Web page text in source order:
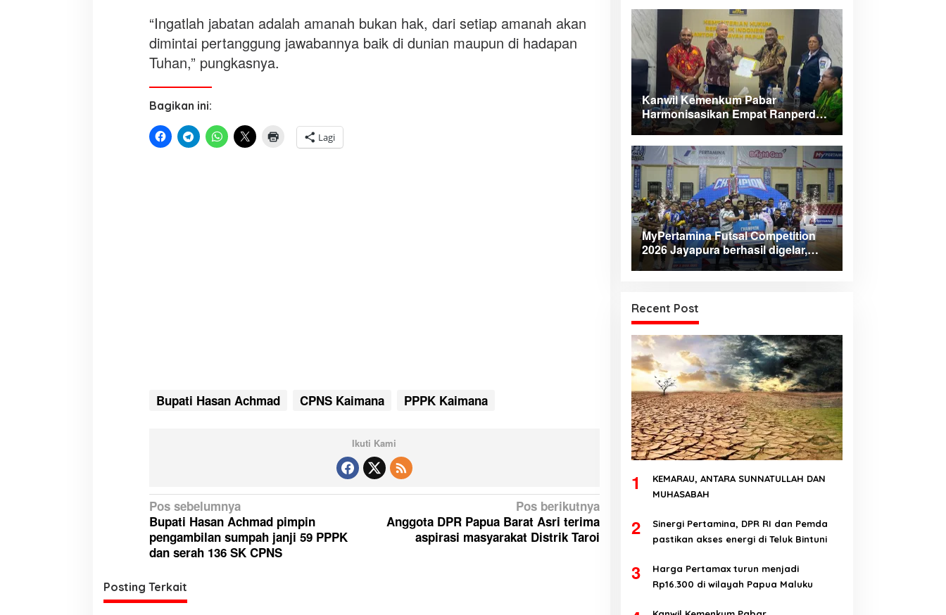
“Ingatlah jabatan adalah amanah bukan hak, dari setiap amanah akan
dimintai pertanggung jawabannya baik di dunian maupun di hadapan
Tuhan,” pungkasnya.
Bagikan ini:
Lagi
Bupati Hasan Achmad CPNS Kaimana PPPK Kaimana
Ikuti Kami
N
a
v
g
a
Pos sebelumnya
Bupati Hasan Achmad pimpin
pengambilan sumpah janji 59 PPPK
dan serah 136 SK CPNS
Pos berikutnya
Anggota DPR Papua Barat Asri terima
aspirasi masyarakat Distrik Taroi
Posting Terkait
Kanwil Kemenkum Pabar
Harmonisasikan Empat Ranperda
Kabupaten Teluk Wondama
MyPertamina Futsal Competition
2026 Jayapura berhasil digelar,
dorong talenta muda berprestasi
Recent Post
1
KEMARAU, ANTARA SUNNATULLAH DAN
MUHASABAH
2
Sinergi Pertamina, DPR RI dan Pemda
pastikan akses energi di Teluk Bintuni
3
Harga Pertamax turun menjadi
Rp16.300 di wilayah Papua Maluku